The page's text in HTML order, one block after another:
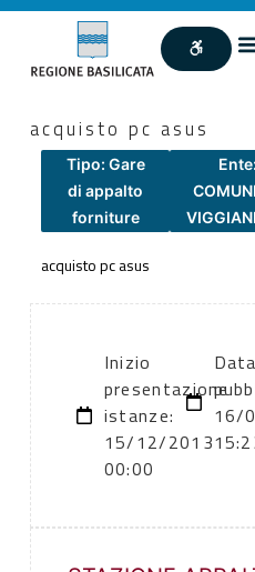
acquisto pc asus
Tipo: Gare
di appalto
forniture
Ente:
acquisto pc asus
Inizio
presentazione
istanze:
15/12/2013
00:00
16/